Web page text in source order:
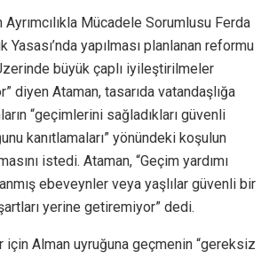
Mücadele Sorumlusu Ferda
Yasası’nda yapılması planlanan reformu
büyük çaplı iyileştirilmeler
diyen Ataman, tasarıda vatandaşlığa
“geçimlerini sağladıkları güvenli
kanıtlamaları” yönündeki koşulun
istedi. Ataman, “Geçim yardımı
ebeveynler veya yaşlılar güvenli bir
yerine getiremiyor” dedi.
için Alman uyruğuna geçmenin “gereksiz